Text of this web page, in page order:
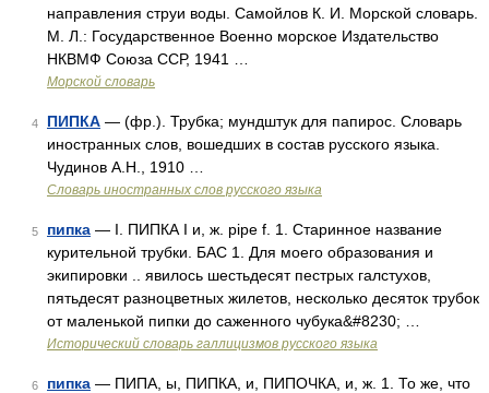
направления струи воды. Самойлов К. И. Морской словарь.
М. Л.: Государственное Военно морское Издательство
НКВМФ Союза ССР, 1941 …
Морской словарь
4 ПИПКА — (фр.). Трубка; мундштук для папирос. Словарь
иностранных слов, вошедших в состав русского языка.
Чудинов А.Н., 1910 …
Словарь иностранных слов русского языка
5 пипка — I. ПИПКА I и, ж. pipe f. 1. Старинное название
курительной трубки. БАС 1. Для моего образования и
экипировки .. явилось шестьдесят пестрых галстухов,
пятьдесят разноцветных жилетов, несколько десяток трубок
от маленькой пипки до саженного чубука&#8230; …
Исторический словарь галлицизмов русского языка
6 пипка — ПИПА, ы, ПИПКА, и, ПИПОЧКА, и, ж. 1. То же, что